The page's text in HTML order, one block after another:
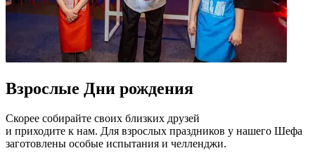
Взрослые Дни рождения
Скорее собирайте своих близких друзей
и приходите к нам. Для взрослых праздников у нашего Шефа
заготовлены особые испытания и челленджи.